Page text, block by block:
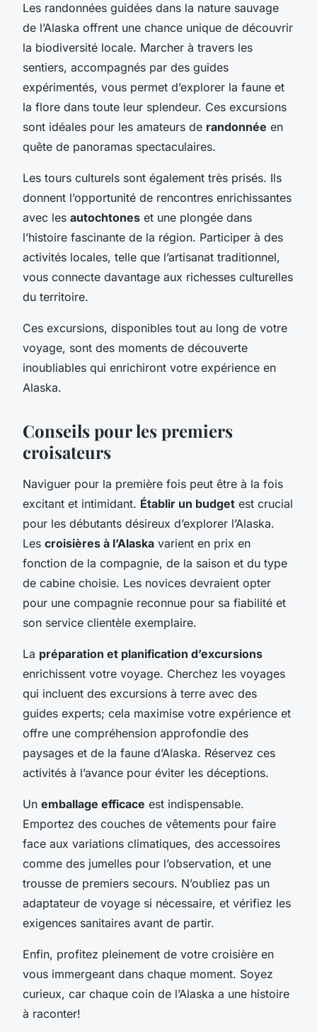
Les randonnées guidées dans la nature sauvage
de l’Alaska offrent une chance unique de découvrir
la biodiversité locale. Marcher à travers les
sentiers, accompagnés par des guides
expérimentés, vous permet d’explorer la faune et
la flore dans toute leur splendeur. Ces excursions
sont idéales pour les amateurs de randonnée en
quête de panoramas spectaculaires.
Les tours culturels sont également très prisés. Ils
donnent l’opportunité de rencontres enrichissantes
avec les autochtones et une plongée dans
l’histoire fascinante de la région. Participer à des
activités locales, telle que l’artisanat traditionnel,
vous connecte davantage aux richesses culturelles
du territoire.
Ces excursions, disponibles tout au long de votre
voyage, sont des moments de découverte
inoubliables qui enrichiront votre expérience en
Alaska.
Conseils pour les premiers
croisateurs
Naviguer pour la première fois peut être à la fois
excitant et intimidant. Établir un budget est crucial
pour les débutants désireux d’explorer l’Alaska.
Les croisières à l’Alaska varient en prix en
fonction de la compagnie, de la saison et du type
de cabine choisie. Les novices devraient opter
pour une compagnie reconnue pour sa fiabilité et
son service clientèle exemplaire.
La préparation et planification d’excursions
enrichissent votre voyage. Cherchez les voyages
qui incluent des excursions à terre avec des
guides experts; cela maximise votre expérience et
offre une compréhension approfondie des
paysages et de la faune d’Alaska. Réservez ces
activités à l’avance pour éviter les déceptions.
Un emballage efficace est indispensable.
Emportez des couches de vêtements pour faire
face aux variations climatiques, des accessoires
comme des jumelles pour l’observation, et une
trousse de premiers secours. N’oubliez pas un
adaptateur de voyage si nécessaire, et vérifiez les
exigences sanitaires avant de partir.
Enfin, profitez pleinement de votre croisière en
vous immergeant dans chaque moment. Soyez
curieux, car chaque coin de l’Alaska a une histoire
à raconter!